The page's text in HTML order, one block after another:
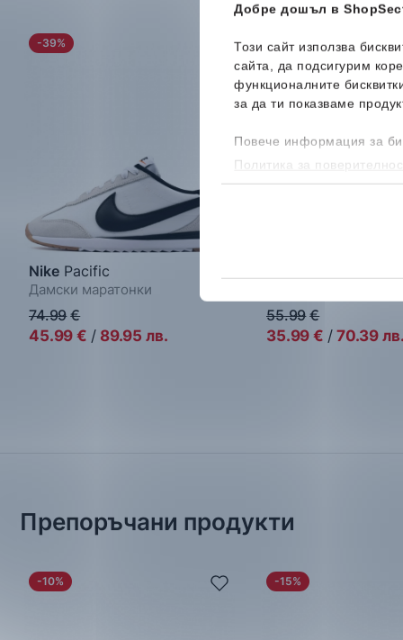
Добре дошъл в
Този сайт използва
сайта, да подсигурим
функционалните
за да ти показваме
Повече информация за
Политика за
бисквитките, можеш да
-39%
Nike Pacific
Дамски маратонки
74.99 €
45.99 € / 89.95 лв.
-36%
55.99 €
35.99 € / 70.39
Препоръчани продукти
-10% -15%